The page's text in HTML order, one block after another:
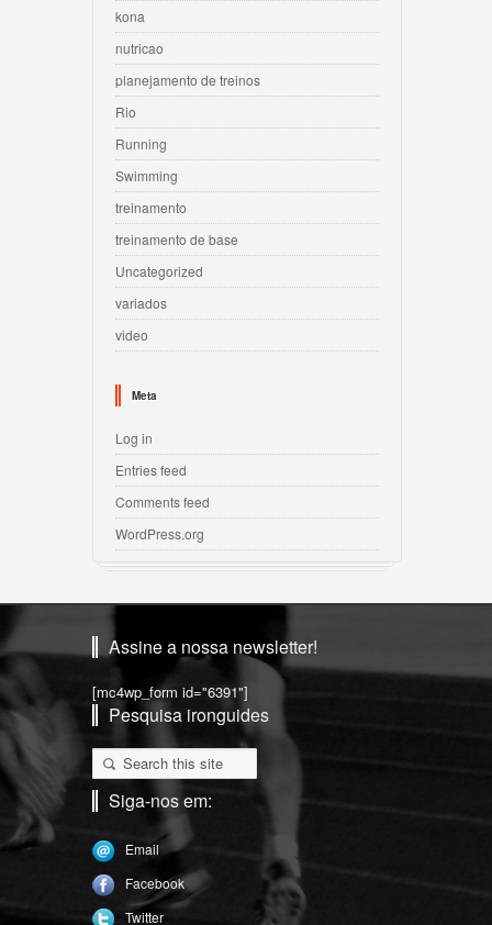
kona
nutricao
planejamento de treinos
Rio
Running
Swimming
treinamento
treinamento de base
Uncategorized
variados
video
Meta
Log in
Entries feed
Comments feed
WordPress.org
Assine a nossa newsletter!
[mc4wp_form id="6391"]
Pesquisa ironguides
Siga-nos em:
Email
Facebook
Twitter